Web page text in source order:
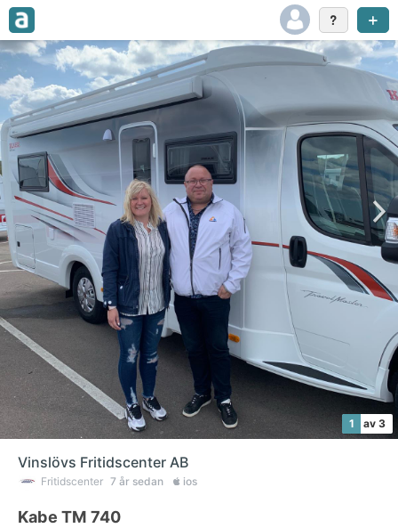
1 av 3
Vinslövs Fritidscenter AB
Fritidscenter 7 år sedan ios
Kabe TM 740